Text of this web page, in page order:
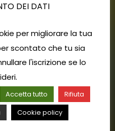
DEI DATI
per migliorare la tua
scontato che tu sia
l'iscrizione se lo
Accetta tutto
Rifiuta
Cookie policy